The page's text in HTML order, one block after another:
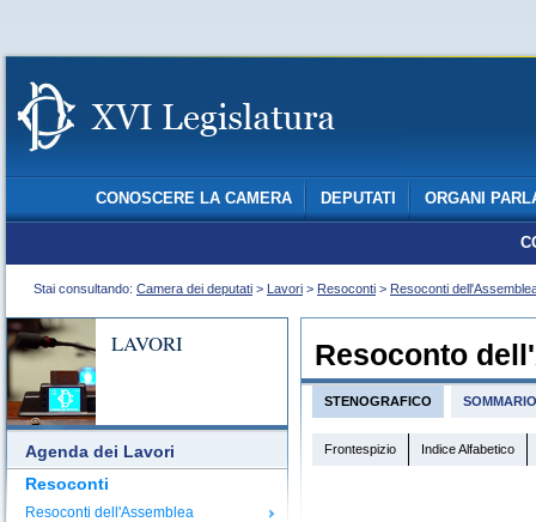
CONOSCERE LA CAMERA DEPUTATI ORGANI
Stai consultando: Camera dei deputati > Lavori > Resoconti > Resoconti
LAVORI
Agenda dei Lavori
Resoconti
Resoconti dell'Assemblea
Resoconto
STENOGRAFICO SOMMARIO
Frontespizio Indice Alfabetico